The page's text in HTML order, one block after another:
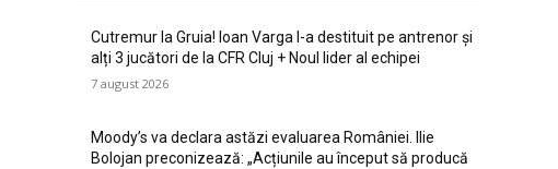
Cutremur la Gruia! Ioan Varga l-a destituit pe antrenor și
alți 3 jucători de la CFR Cluj + Noul lider al echipei
7 august 2026
Moody’s va declara astăzi evaluarea României. Ilie
Bolojan preconizează: „Acțiunile au început să producă